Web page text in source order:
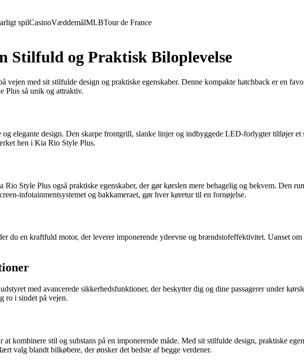
spilCasinoVæddemålMLBTour de France
Stilfuld og Praktisk Biloplevelse
vejen med sit stilfulde design og praktiske egenskaber. Denne kompakte hatchback er en
Plus så unik og attraktiv.
elegante design. Den skarpe frontgrill, slanke linjer og indbyggede LED-forlygter tilføjer
hen i Kia Rio Style Plus.
Style Plus også praktiske egenskaber, der gør kørslen mere behagelig og bekvem. Den
infotainmentsystemet og bakkameraet, gør hver køretur til en fornøjelse.
du en kraftfuld motor, der leverer imponerende ydeevne og brændstofeffektivitet. Uanset
med avancerede sikkerhedsfunktioner, der beskytter dig og dine passagerer under
ro i sindet på vejen.
kombinere stil og substans på en imponerende måde. Med sit stilfulde design, praktiske
valg blandt bilkøbere, der ønsker det bedste af begge verdener.